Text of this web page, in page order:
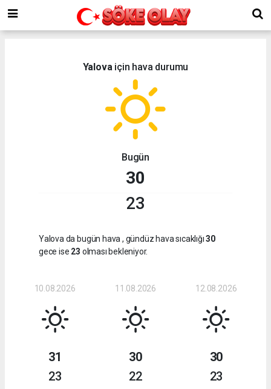
Yalova için hava durumu
Bugün
30
23
Yalova da bugün hava , gündüz hava sıcaklığı30
gece ise 23 olması bekleniyor.
10.08.2026
31
23
11.08.2026
30
22
12.08.2026
30
23